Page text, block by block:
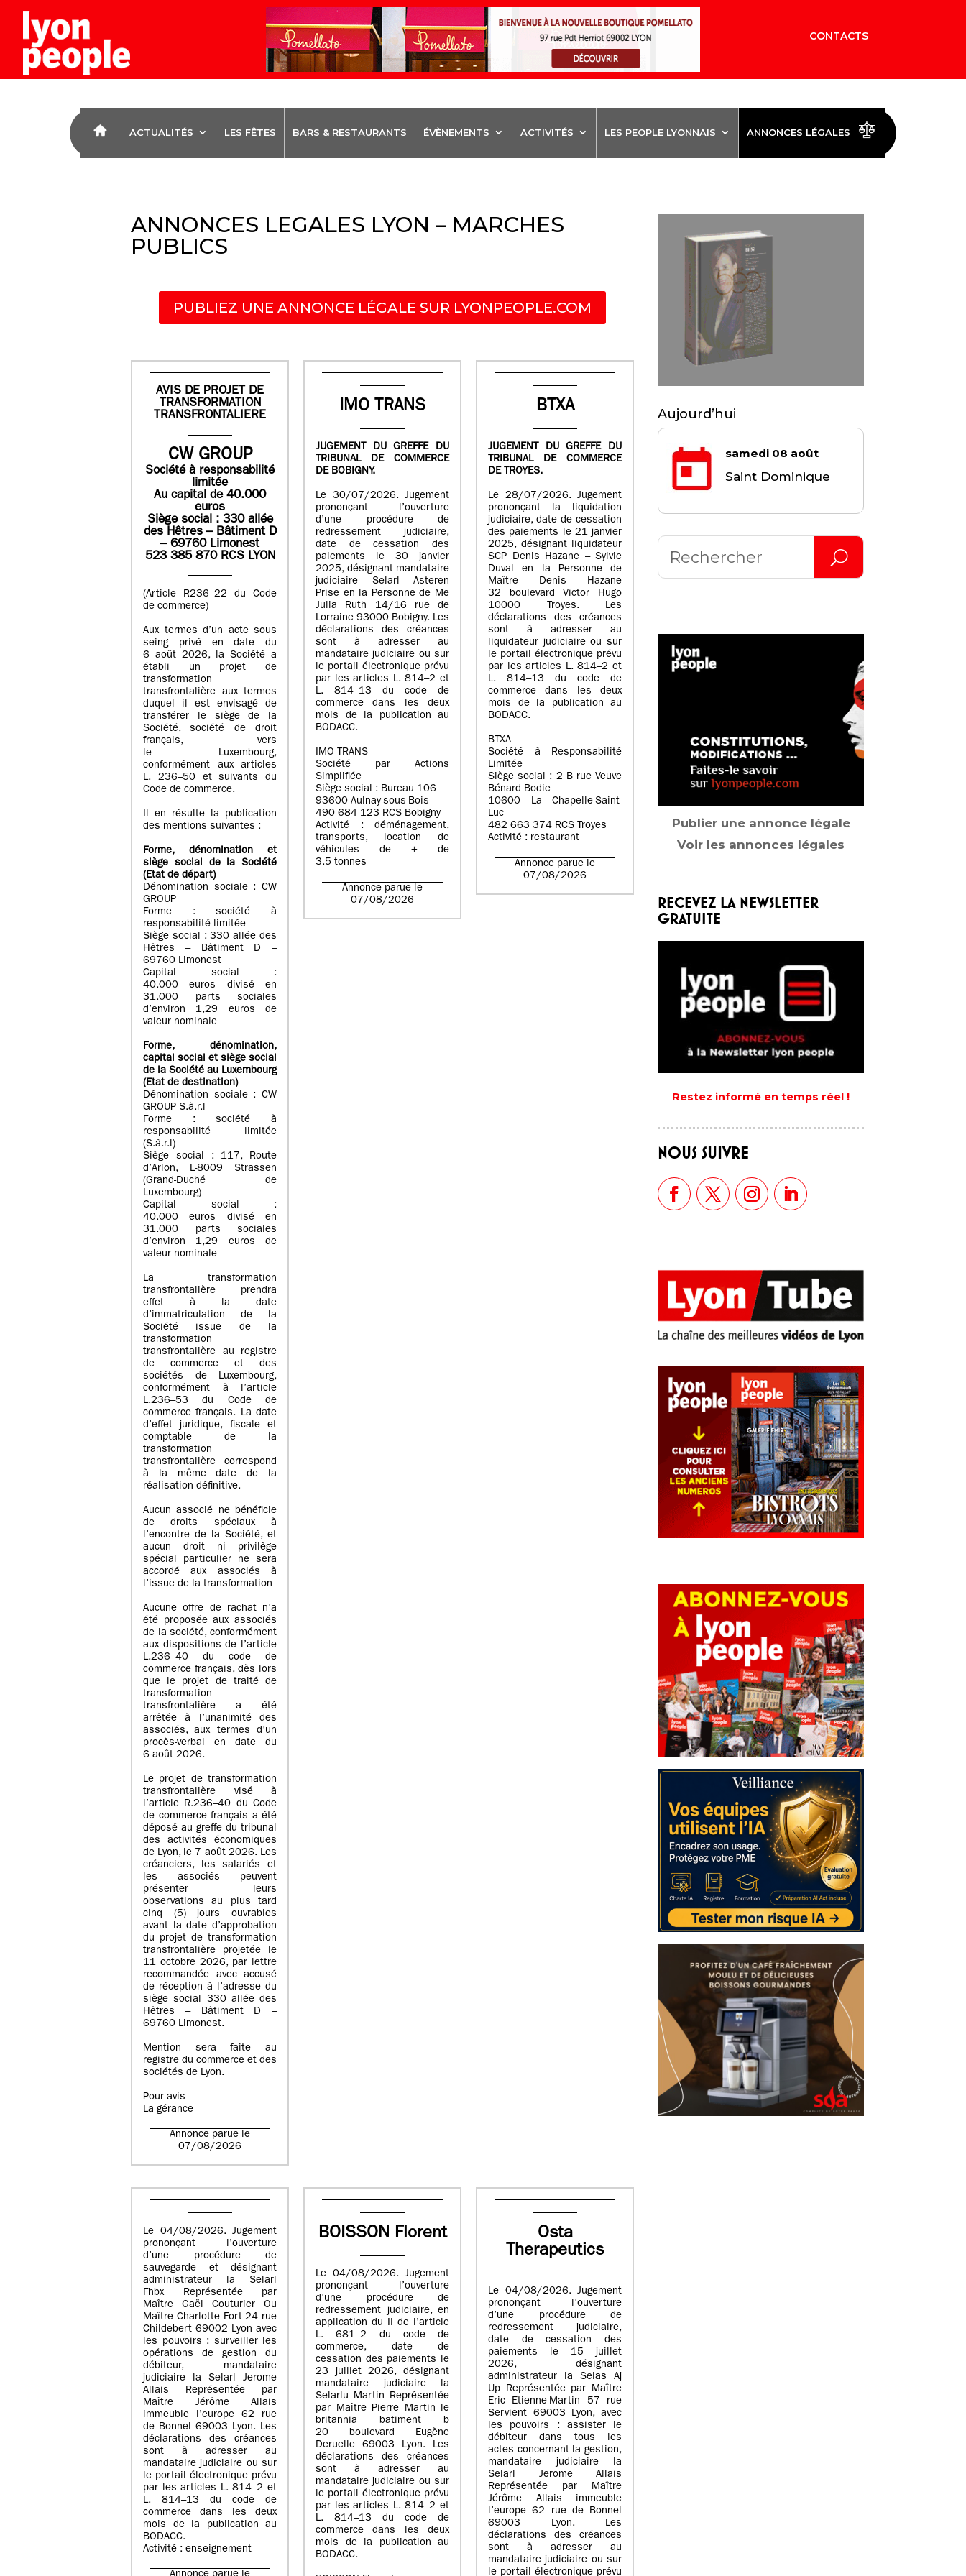
CONTACTS
ACTUALITÉS LES FÊTES BARS & RESTAURANTS ÉVÈNEMENTS ACTIVITÉS LES PEOPLE LYONNAIS ANNONCES LÉGALES
ANNONCES LEGALES LYON – MARCHES
PUBLICS
PUBLIEZ UNE ANNONCE LÉGALE SUR LYONPEOPLE.COM
AVIS DE PROJET DE
TRANSFORMATION
TRANSFRONTALIERE
CW GROUP
Société à responsabilité
limitée
Au capital de 40.000
euros
Siège social : 330 allée
des Hêtres – Bâtiment D
– 69760 Limonest
523 385 870 RCS LYON
(Article R236–22 du Code
de commerce)
Aux termes d’un acte sous
seing privé en date du
6 août 2026, la Société a
établi un projet de
transformation
transfrontalière aux termes
duquel il est envisagé de
transférer le siège de la
Société, société de droit
français, vers
le Luxembourg,
conformément aux articles
L. 236–50 et suivants du
Code de commerce.
Il en résulte la publication
des mentions suivantes :
Forme, dénomination et
siège social de la Société
(Etatde départ)
Dénomination sociale : CW
GROUP
Forme : société à
responsabilité limitée
Siège social : 330 allée des
Hêtres – Bâtiment D –
69760 Limonest
Capital social :
40.000 euros divisé en
31.000 parts sociales
d’environ 1,29 euros de
valeur nominale
Forme, dénomination,
capital social et siège social
de la Société au Luxembourg
(Etat de destination)
Dénomination sociale : CW
GROUP S.à.r.l
Forme : société à
responsabilité limitée
(S.à.r.l)
Siège social : 117, Route
d’Arlon, L-8009 Strassen
(Grand-Duché de
Luxembourg)
Capital social :
40.000 euros divisé en
31.000 parts sociales
d’environ 1,29 euros de
valeur nominale
La transformation
transfrontalière prendra
effet à la date
d’immatriculation de la
Société issue de la
transformation
transfrontalière au registre
de commerce et des
sociétés de Luxembourg,
conformément à l’article
L.236–53 du Code de
commerce français. La date
d’effet juridique, fiscale et
comptable de la
transformation
transfrontalière correspond
à la même date de la
réalisation définitive.
Aucun associé ne bénéficie
de droits spéciaux à
l’encontre de la Société, et
aucun droit ni privilège
spécial particulier ne sera
accordé aux associés à
l’issue de la transformation
Aucune offre de rachat n’a
été proposée aux associés
de la société, conformément
aux dispositions de l’article
L.236–40 du code de
commerce français, dès lors
que le projet de traité de
transformation
transfrontalière a été
arrêtée à l’unanimité des
associés, aux termes d’un
procès-verbal en date du
6 août 2026.
Le projet de transformation
transfrontalière visé à
l’article R.236–40 du Code
de commerce français a été
déposé au greffe du tribunal
des activités économiques
de Lyon, le 7 août 2026. Les
créanciers, les salariés et
les associés peuvent
présenter leurs
observations au plus tard
cinq (5) jours ouvrables
avant la date d’approbation
du projet de transformation
transfrontalière projetée le
11 octobre 2026, par lettre
recommandée avec accusé
de réception à l’adresse du
siège social 330 allée des
Hêtres – Bâtiment D –
69760 Limonest.
Mention sera faite au
registre du commerce et des
sociétés de Lyon.
Pour avis
La gérance
Annonce parue le
07/08/2026
IMO TRANS
JUGEMENT DU GREFFE DU
TRIBUNAL DE COMMERCE
DE BOBIGNY.
Le 30/07/2026. Jugement
prononçant l’ouverture
d’une procédure de
redressement judiciaire,
date de cessation des
paiements le 30 janvier
2025, désignant mandataire
judiciaire Selarl Asteren
Prise en la Personne de Me
Julia Ruth 14/16 rue de
Lorraine 93000 Bobigny. Les
déclarations des créances
sont à adresser au
mandataire judiciaire ou sur
le portail électronique prévu
par les articles L. 814–2 et
L. 814–13 du code de
commerce dans les deux
mois de la publication au
BODACC.
IMO TRANS
Société par Actions
Simplifiée
Siège social : Bureau 106
93600 Aulnay-sous-Bois
490 684 123 RCS Bobigny
Activité : déménagement,
transports, location de
véhicules de + de
3.5 tonnes
Annonce parue le
07/08/2026
BTXA
JUGEMENT DU GREFFE DU
TRIBUNAL DE COMMERCE
DE TROYES.
Le 28/07/2026. Jugement
prononçant la liquidation
judiciaire, date de cessation
des paiements le 21 janvier
2025, désignant liquidateur
SCP Denis Hazane – Sylvie
Duval en la Personne de
Maître Denis Hazane
32 boulevard Victor Hugo
10000 Troyes. Les
déclarations des créances
sont à adresser au
liquidateur judiciaire ou sur
le portail électronique prévu
par les articles L. 814–2 et
L. 814–13 du code de
commerce dans les deux
mois de la publication au
BODACC.
BTXA
Société à Responsabilité
Limitée
Siège social : 2 B rue Veuve
Bénard Bodie
10600 La Chapelle-Saint-
Luc
482 663 374 RCS Troyes
Activité : restaurant
Annonce parue le
07/08/2026
Le 04/08/2026. Jugement
prononçant l’ouverture
d’une procédure de
sauvegarde et désignant
administrateur la Selarl
Fhbx Représentée par
Maître Gaël Couturier Ou
Maître Charlotte Fort 24 rue
Childebert 69002 Lyon avec
les pouvoirs : surveiller les
opérations de gestion du
débiteur, mandataire
judiciaire la Selarl Jerome
Allais Représentée par
Maître Jérôme Allais
immeuble l’europe 62 rue
de Bonnel 69003 Lyon. Les
déclarations des créances
sont à adresser au
mandataire judiciaire ou sur
le portail électronique prévu
par les articles L. 814–2 et
L. 814–13 du code de
commerce dans les deux
mois de la publication au
BODACC.
Activité : enseignement
BOISSON Florent
Le 04/08/2026. Jugement
prononçant l’ouverture
d’une procédure de
redressement judiciaire, en
application du II de l’article
L. 681–2 du code de
commerce, date de
cessation des paiements le
23 juillet 2026, désignant
mandataire judiciaire la
Selarlu Martin Représentée
par Maître Pierre Martin le
britannia batiment b
20 boulevard Eugène
Deruelle 69003 Lyon. Les
déclarations des créances
sont à adresser au
mandataire judiciaire ou sur
le portail électronique prévu
par les articles L. 814–2 et
L. 814–13 du code de
commerce dans les deux
mois de la publication au
BODACC.
Osta
Therapeutics
Le 04/08/2026. Jugement
prononçant l’ouverture
d’une procédure de
redressement judiciaire,
date de cessation des
paiements le 15 juillet
2026, désignant
administrateur la Selas Aj
Up Représentée par Maître
Eric Etienne-Martin 57 rue
Servient 69003 Lyon, avec
les pouvoirs : assister le
débiteur dans tous les
actes concernant la gestion,
mandataire judiciaire la
Selarl Jerome Allais
Représentée par Maître
Jérôme Allais immeuble
l’europe 62 rue de Bonnel
69003 Lyon. Les
déclarations des créances
sont à adresser au
mandataire judiciaire ou sur
le portail électronique prévu
Aujourd’hui
samedi 08 août
Saint Dominique
Publier une annonce légale
Voir les annonces légales
RECEVEZ LA NEWSLETTER
GRATUITE
Restez informé en temps réel !
NOUS SUIVRE